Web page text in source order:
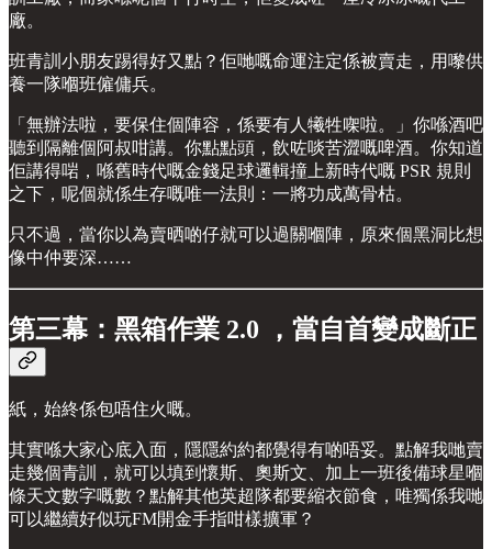
廠。
班青訓小朋友踢得好又點？佢哋嘅命運注定係被賣走，用嚟供
養一隊嗰班僱傭兵。
「無辦法啦，要保住個陣容，係要有人犧牲㗎啦。」你喺酒吧
聽到隔離個阿叔咁講。你點點頭，飲咗啖苦澀嘅啤酒。你知道
佢講得啱，喺舊時代嘅金錢足球邏輯撞上新時代嘅 PSR 規則
之下，呢個就係生存嘅唯一法則：一將功成萬骨枯。
只不過，當你以為賣晒啲仔就可以過關嗰陣，原來個黑洞比想
像中仲要深……
第三幕：黑箱作業 2.0 ，當自首變成斷正
紙，始終係包唔住火嘅。
其實喺大家心底入面，隱隱約約都覺得有啲唔妥。點解我哋賣
走幾個青訓，就可以填到懷斯、奧斯文、加上一班後備球星嗰
條天文數字嘅數？點解其他英超隊都要縮衣節食，唯獨係我哋
可以繼續好似玩FM開金手指咁樣擴軍？